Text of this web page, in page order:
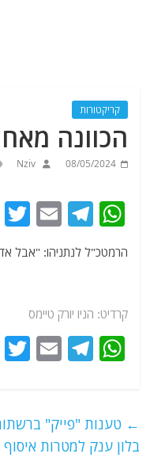
קריקטורות
הכוונה
08/05/2024
Nziv
W
h
at
A
p
p
T
e
ra
m
E
m
ai
הרמטכ"ל לנתניהו: "אבל
קרדיט: הניו יורק טיימס
W
s
A
T
g
ra
E
l ← טענות "פייק"
בלון ענק למטרות איסוף